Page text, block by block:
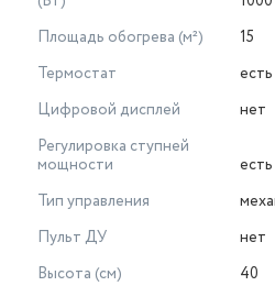
Площадь обогрева (м²)
15
Термостат
есть
Цифровой дисплей
нет
Регулировка ступней
мощности
есть
Тип управления
Пульт ДУ
нет
Высота (см)
40